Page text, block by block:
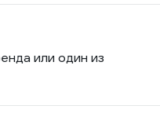
или один из